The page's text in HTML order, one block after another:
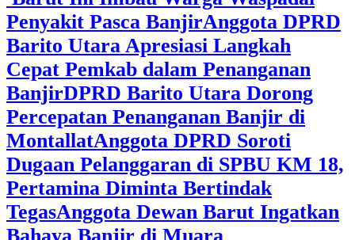
Penyakit Pasca BanjirAnggota DPRD
Barito Utara Apresiasi Langkah
Cepat Pemkab dalam Penanganan
BanjirDPRD Barito Utara Dorong
Percepatan Penanganan Banjir di
MontallatAnggota DPRD Soroti
Dugaan Pelanggaran di SPBU KM 18,
Pertamina Diminta Bertindak
TegasAnggota Dewan Barut Ingatkan